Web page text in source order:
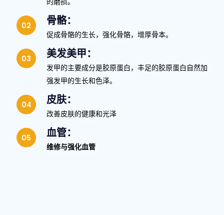
关节：
强化并提高关节的活动功能，和抵挡每天动作所产生
的磨损。
骨骼：
促成骨骼的生长，强化骨骼，增厚骨本。
美发美甲：
发甲的主要成分是胶原蛋白，丰足的胶原蛋白自然加
强发甲的生长和色泽。
皮肤：
改善皮肤的健康和光泽